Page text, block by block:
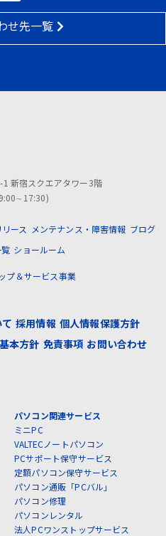
せ先一覧
新宿スクエアタワー3階
ース メンテナンス・障害情報 ブログ
ショールーム
プ＆サービス事業
採用情報 個人情報保護方針
本方針 免責事項 お問い合わせ
パソコン関連サービス
ミニPC
VALTECノートパソコン
PCサポート保守サービス
定額パソコン保守サービス
パソコン通販「PCバル」
パソコン修理
パソコンレンタル
法人PCワンストップサービス